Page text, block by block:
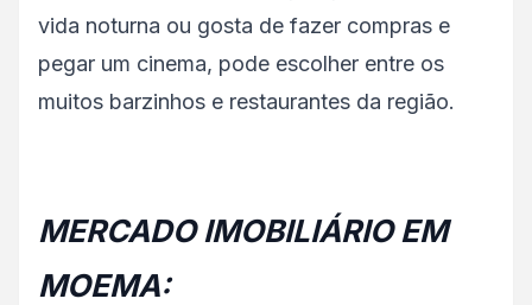
vida noturna ou gosta de fazer compras e
pegar um cinema, pode escolher entre os
muitos barzinhos e restaurantes da região.
MERCADO IMOBILIÁRIO EM
MOEMA: